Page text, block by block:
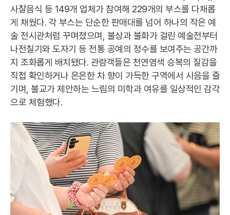
사찰음식 등 149개 업체가 참여해 229개의 부스를 다채롭
게 채웠다. 각 부스는 단순한 판매대를 넘어 하나의 작은 예
술 전시관처럼 꾸며졌으며, 불상과 불화가 걸린 예술전부터
나전칠기와 도자기 등 전통 공예의 정수를 보여주는 공간까
지 조화롭게 배치됐다. 관람객들은 천연염색 승복의 질감을
직접 확인하거나 은은한 차 향이 가득한 구역에서 시음을 즐
기며, 불교가 제안하는 느림의 미학과 여유를 일상적인 감각
으로 체험했다.